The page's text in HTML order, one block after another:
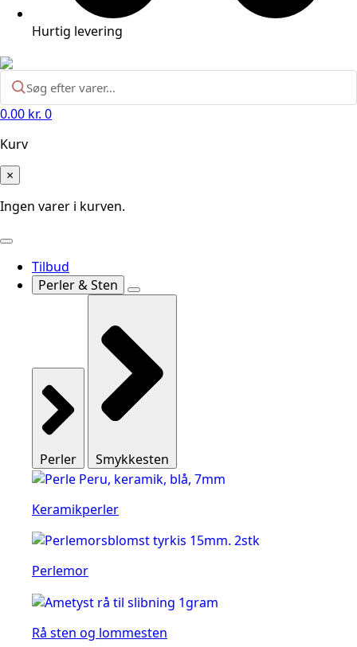
Hurtig levering
0.00 kr. 0
Kurv
×
Ingen varer i kurven.
Tilbud
Perler & Sten
Perler Smykkesten
Keramikperler
Perlemor
Rå sten og lommesten